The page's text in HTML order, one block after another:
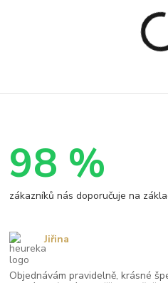
98 %
zákazníků nás doporučuje na
Objednávám pravidelně, krásné
Jiřina